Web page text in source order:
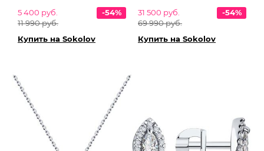
5 400 руб.
11 990 руб.
-54%
Купить на Sokolov
31 500 руб.
69 990 руб.
-54%
Купить на Sokolov